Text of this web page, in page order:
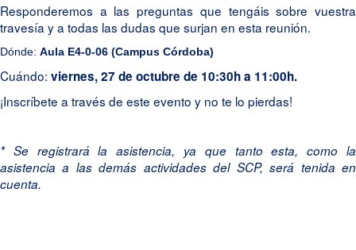
Responderemos a las preguntas que tengáis sobre vuestra
travesía y a todas las dudas que surjan en esta reunión.
Dónde: Aula E4-0-06 (Campus Córdoba)
Cuándo: viernes, 27de octubre de 10:30h a 11:00h.
¡Inscríbete a través de este evento y no te lo pierdas!
* Se registrará la asistencia, ya que tanto esta, como la
asistencia a las demás actividades del SCP, será tenida en
cuenta.